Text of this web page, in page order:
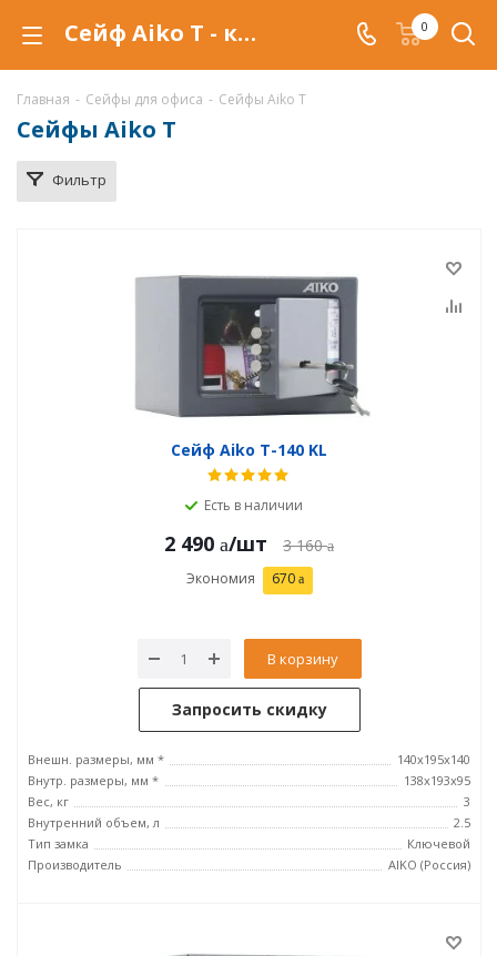
Сейф Aiko T - купить в Самаре. Офисные сейфы Aiko T по низкой цене, с доставкой. 0
Главная - Сейфы для офиса - Сейфы Aiko T
Сейфы Aiko T
Фильтр
Сейф Aiko T-140 KL
Есть в наличии
2 490 /шт 3 160
Экономия 670
В корзину
Запросить скидку
Внешн. размеры, мм *
140x195x140
Внутр. размеры, мм *
138x193x95
Вес, кг
3
Внутренний объем, л
2.5
Тип замка
Ключевой
Производитель
AIKO (Россия)